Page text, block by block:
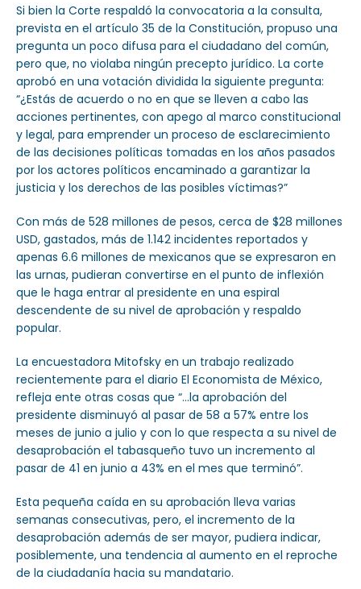
Si bien la Corte respaldó la convocatoria a la consulta,
prevista en el artículo 35 de la Constitución, propuso una
pregunta un poco difusa para el ciudadano del común,
pero que, no violaba ningún precepto jurídico. La corte
aprobó en una votación dividida la siguiente pregunta:
“¿Estás de acuerdo o no en que se lleven a cabo las
acciones pertinentes, con apego al marco constitucional
y legal, para emprender un proceso de esclarecimiento
de las decisiones políticas tomadas en los años pasados
por los actores políticos encaminado a garantizar la
justicia y los derechos de las posibles víctimas?”
Con más de 528 millones de pesos, cerca de $28 millones
USD, gastados, más de 1.142 incidentes reportados y
apenas 6.6 millones de mexicanos que se expresaron en
las urnas, pudieran convertirse en el punto de inflexión
que le haga entrar al presidente en una espiral
descendente de su nivel de aprobación y respaldo
popular.
La encuestadora Mitofsky en un trabajo realizado
recientemente para el diario El Economista de México,
refleja ente otras cosas que “…la aprobación del
presidente disminuyó al pasar de 58 a 57% entre los
meses de junio a julio y con lo que respecta a su nivel de
desaprobación el tabasqueño tuvo un incremento al
pasar de 41 en junio a 43% en el mes que terminó”.
Esta pequeña caída en su aprobación lleva varias
semanas consecutivas, pero, el incremento de la
desaprobación además de ser mayor, pudiera indicar,
posiblemente, una tendencia al aumento en el reproche
de la ciudadanía hacia su mandatario.